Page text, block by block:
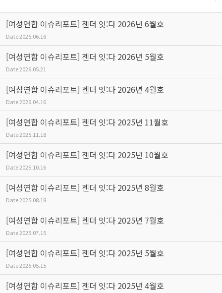
[여성연합 이슈리포트] 젠더 잇:다 2026년 6월호
Date2026.06.16
[여성연합 이슈리포트] 젠더 잇:다 2026년 5월호
Date2026.05.21
[여성연합 이슈리포트] 젠더 잇:다 2026년 4월호
Date2026.04.16
[여성연합 이슈리포트] 젠더 잇:다 2025년 11월호
Date2025.11.18
[여성연합 이슈리포트] 젠더 잇:다 2025년 10월호
Date2025.10.16
[여성연합 이슈리포트] 젠더 잇:다 2025년 8월호
Date2025.08.18
[여성연합 이슈리포트] 젠더 잇:다 2025년 7월호
Date2025.07.15
[여성연합 이슈리포트] 젠더 잇:다 2025년 5월호
Date2025.05.15
[여성연합 이슈리포트] 젠더 잇:다 2025년 4월호